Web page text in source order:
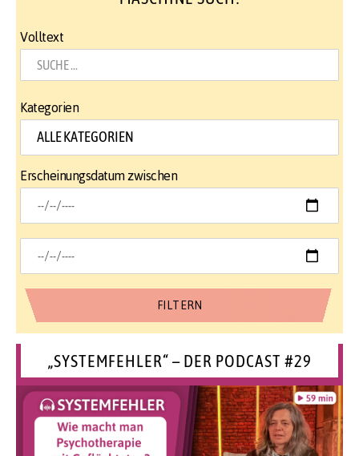
Volltext
Kategorien
Erscheinungsdatum zwischen
„SYSTEMFEHLER“ – DER PODCAST #29